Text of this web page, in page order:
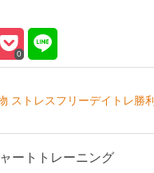
0
ストレスフリーデイトレ勝
ートトレーニング